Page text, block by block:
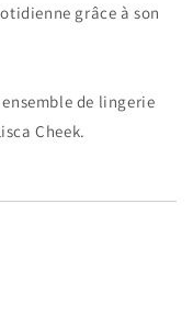
grâce à son
de lingerie
Cheek.